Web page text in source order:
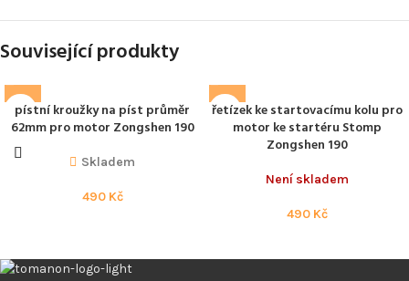
Související produkty
pístní kroužky na píst průměr
62mm pro motor Zongshen 190
Skladem
490 Kč
řetízek ke startovacímu kolu pro
motor ke startéru Stomp
Zongshen 190
Není skladem
490 Kč